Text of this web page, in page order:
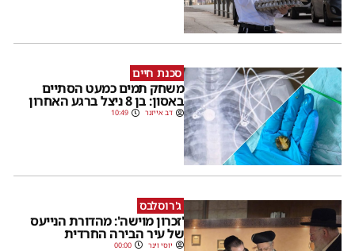
סכנת חיים
משחק תמים כמעט הסתיים
באסון: בן 8 ניצל ברגע האחרון
דב אייזנר 10:49
ג'רוסלבס
'זכרון מוישה': מהדורת הנייעס
של עיר הבירה החרדית
יוסי וינר 00:00